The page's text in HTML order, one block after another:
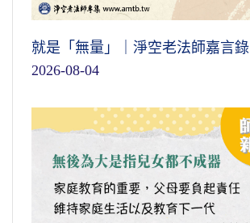
就是「無量」｜淨空老法師嘉言錄
2026-08-04